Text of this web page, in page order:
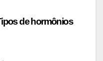
de hormônios